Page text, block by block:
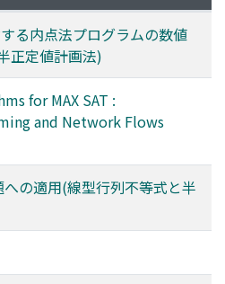
る内点法プログラムの数値
正定値計画法)
for MAX SAT :
and Network Flows
の適用(線型行列不等式と半